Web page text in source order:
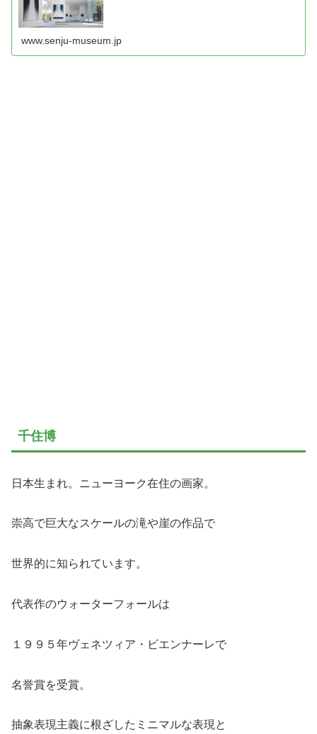
www.senju-museum.jp
千住博
日本生まれ。ニューヨーク在住の画家。
崇高で巨大なスケールの滝や崖の作品で
世界的に知られています。
代表作のウォーターフォールは
１９９５年ヴェネツィア・ビエンナーレで
名誉賞を受賞。
抽象表現主義に根ざしたミニマルな表現と